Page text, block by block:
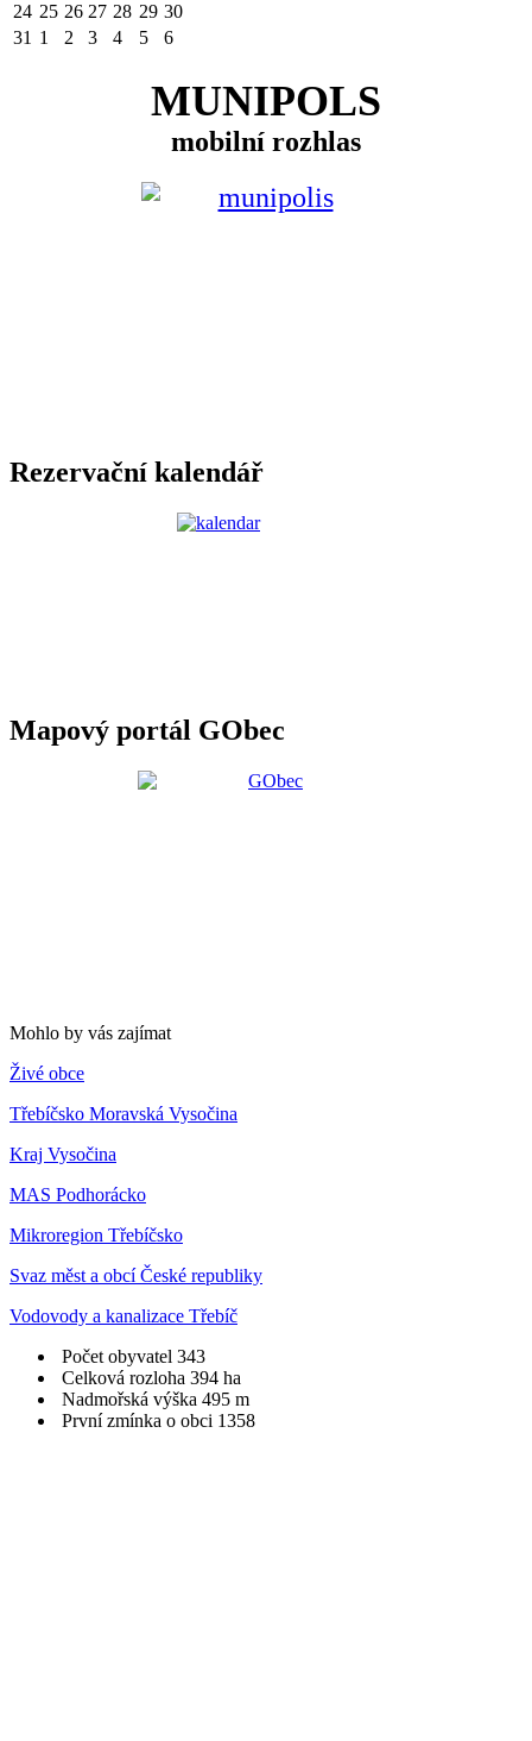
24 25 26 27 28 29 30
31 1 2 3 4 5 6
MUNIPOLS
mobilní rozhlas
Rezervační kalendář
Mapový portál GObec
Mohlo by vás zajímat
Živé obce
Třebíčsko Moravská Vysočina
Kraj Vysočina
MAS Podhorácko
Mikroregion Třebíčsko
Svaz měst a obcí České republiky
Vodovody a kanalizace Třebíč
Počet obyvatel 343
Celková rozloha 394 ha
Nadmořská výška 495 m
První zmínka o obci 1358